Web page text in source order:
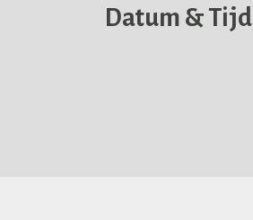
Datum & Tijd